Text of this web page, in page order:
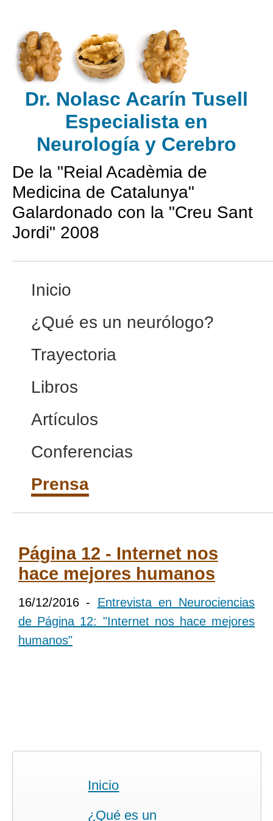
Dr. Nolasc Acarín Tusell
Especialista en
Neurología y Cerebro
De la "Reial Acadèmia de
Medicina de Catalunya"
Galardonado con la "Creu Sant
Jordi" 2008
Inicio
¿Qué es un neurólogo?
Trayectoria
Libros
Artículos
Conferencias
Prensa
Página 12 - Internet nos
hace mejores humanos
16/12/2016 - Entrevista en Neurociencias
de Página 12: "Internet nos hace mejores
humanos"
Inicio
¿Qué es un